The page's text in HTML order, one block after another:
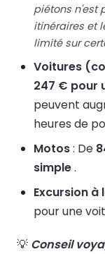
piétons n'est
itinéraires et
limité sur
Voitures
247 € pour
peuvent
heures de
Motos: De
simple.
Excursion à
pour une
💡 Conseil